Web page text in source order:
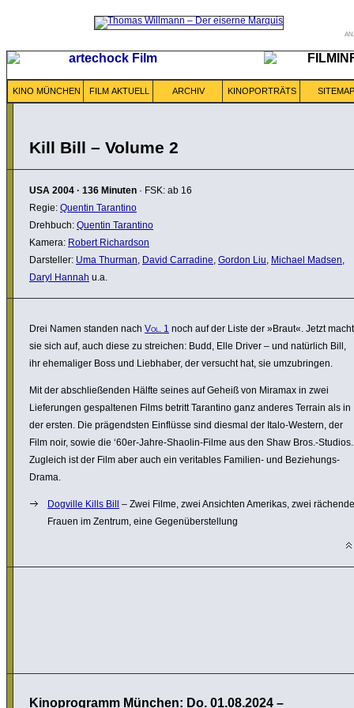
KINO MÜNCHEN FILM AKTUELL ARCHIV KINOPORTRÄTS SITEMAP
Kill Bill – Volume 2
USA 2004 · 136 Minuten · FSK: ab 16
Regie: Quentin Tarantino
Drehbuch: Quentin Tarantino
Kamera: Robert Richardson
Darsteller: Uma Thurman, David Carradine, Gordon Liu, Michael Madsen,
Daryl Hannah u.a.
Drei Namen standen nach Vol. 1 noch auf der Liste der »Braut«. Jetzt macht
sie sich auf, auch diese zu streichen: Budd, Elle Driver – und natürlich Bill,
ihr ehema­liger Boss und Liebhaber, der versucht hat, sie umzu­bringen.
Mit der abschließenden Hälfte seines auf Geheiß von Miramax in zwei
Liefe­rungen gespal­tenen Films betritt Tarantino ganz anderes Terrain als in
der ersten. Die prägendsten Einflüsse sind diesmal der Italo-Western, der
Film noir, sowie die ‘60er-Jahre-Shaolin-Filme aus den Shaw Bros.-Studios.
Zugleich ist der Film aber auch ein veri­ta­bles Familien- und Bezie­hungs-
Drama.
Dogville Kills Bill
– Zwei Filme, zwei Ansichten Amerikas, zwei rächende
Frauen im Zentrum, eine Gegenü­ber­stel­lung
Kinoprogramm München: Do. 01.08.2024 –